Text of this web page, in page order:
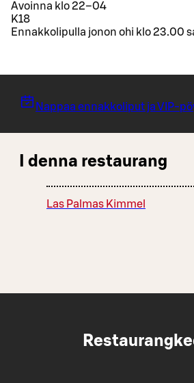
Avoinna klo 22–04
K18
Ennakkolipulla jonon ohi klo 23.00
Nappaa ennakkoliput ja VIP-
I denna restaurang
Las Palmas Kimmel